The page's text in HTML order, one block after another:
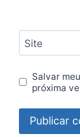
Site
Salvar
próxima